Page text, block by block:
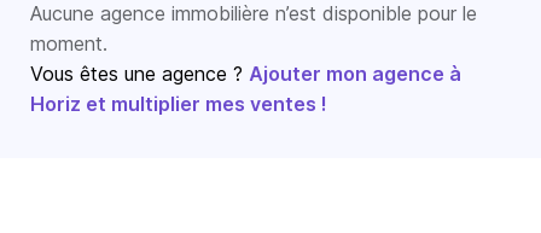
Aucune agence immobilière n’est disponible pour le
moment.
Vous êtes une agence ? Ajouter mon agence à
Horiz et multiplier mes ventes !